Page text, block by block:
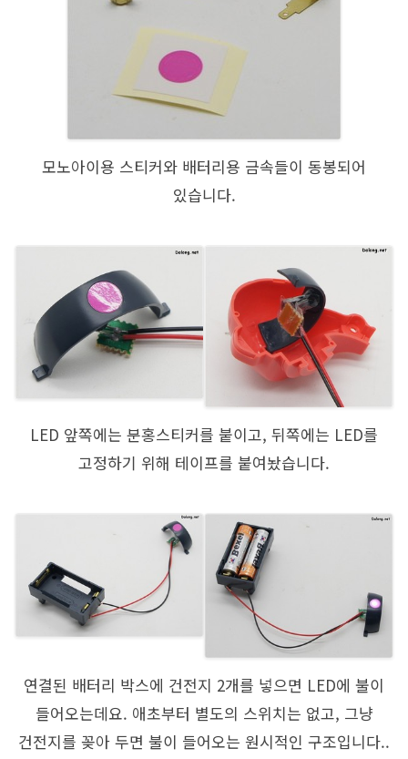
모노아이용 스티커와 배터리용 금속들이 동봉되어
있습니다.
LED 앞쪽에는 분홍스티커를 붙이고, 뒤쪽에는 LED를
고정하기 위해 테이프를 붙여놨습니다.
연결된 배터리 박스에 건전지 2개를 넣으면 LED에 불이
들어오는데요. 애초부터 별도의 스위치는 없고, 그냥
건전지를 꽂아 두면 불이 들어오는 원시적인 구조입니다..